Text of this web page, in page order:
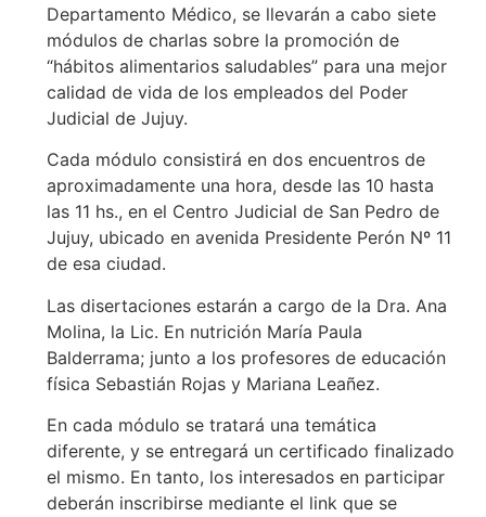
Departamento Médico, se llevarán a cabo siete
módulos de charlas sobre la promoción de
“hábitos alimentarios saludables” para una mejor
calidad de vida de los empleados del Poder
Judicial de Jujuy.
Cada módulo consistirá en dos encuentros de
aproximadamente una hora, desde las 10 hasta
las 11 hs., en el Centro Judicial de San Pedro de
Jujuy, ubicado en avenida Presidente Perón Nº 11
de esa ciudad.
Las disertaciones estarán a cargo de la Dra. Ana
Molina, la Lic. En nutrición María Paula
Balderrama; junto a los profesores de educación
física Sebastián Rojas y Mariana Leañez.
En cada módulo se tratará una temática
diferente, y se entregará un certificado finalizado
el mismo. En tanto, los interesados en participar
deberán inscribirse mediante el link que se